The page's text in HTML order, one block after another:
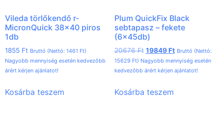
Vileda törlőkendő r-
MicronQuick 38×40 piros
1db
1855 Ft Bruttó (Nettó: 1461 Ft)
Nagyobb mennyiség esetén kedvezőbb
árért kérjen ajánlatot!
Kosárba teszem
Plum QuickFix Black
sebtapasz – fekete
(6x45db)
20676Ft 19849Ft Bruttó (Nettó:
15629 Ft) Nagyobb mennyiség esetén
kedvezőbb árért kérjen ajánlatot!
Kosárba teszem